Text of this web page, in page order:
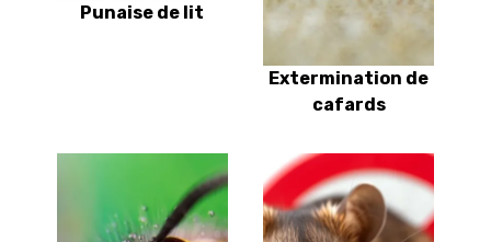
Punaise de lit
Extermination de
cafards